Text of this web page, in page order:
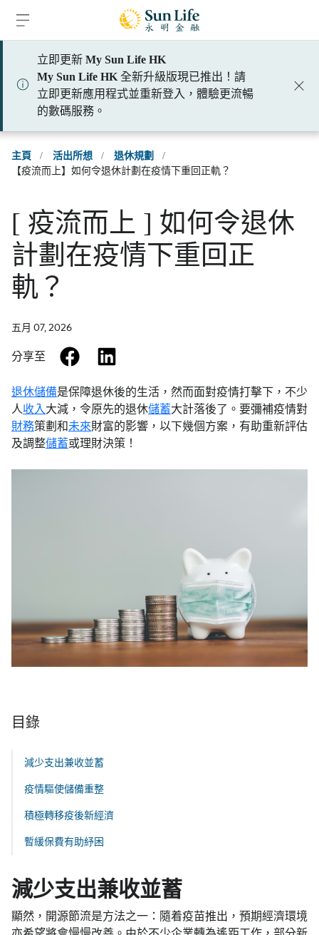
立即更新 My Sun Life HK
My Sun Life HK 全新升級版現已推出！請
立即更新應用程式並重新登入，體驗更流暢
的數碼服務。
主頁 / 活出所想 / 退休規劃
/
【疫流而上】如何令退休計劃在疫情下重回正軌？
[ 疫流而上 ] 如何令退休
計劃在疫情下重回正
軌？
五月 07, 2026
分享至 facebook
退休儲備是保障退休後的生活，然而面對疫情打擊下，不少
人收入 大減，令原先的退休儲蓄大計落後了。要彌補疫情對
財務策劃和未來財富的影響，以下幾個方案，有助重新評估
及調整儲蓄或理財決策！
目錄
減少支出兼收並蓄
疫情驅使儲備重整
積極轉移疫後新經濟
暫緩保費有助紓困
減少支出兼收並蓄
顯然，開源節流是方法之一：隨着疫苗推出，預期經濟環境